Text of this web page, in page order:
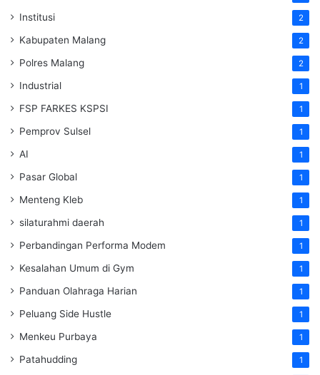
Institusi 2
Kabupaten Malang 2
Polres Malang 2
Industrial 1
FSP FARKES KSPSI 1
Pemprov Sulsel 1
AI 1
Pasar Global 1
Menteng Kleb 1
silaturahmi daerah 1
Perbandingan Performa Modem 1
Kesalahan Umum di Gym 1
Panduan Olahraga Harian 1
Peluang Side Hustle 1
Menkeu Purbaya 1
Patahudding 1